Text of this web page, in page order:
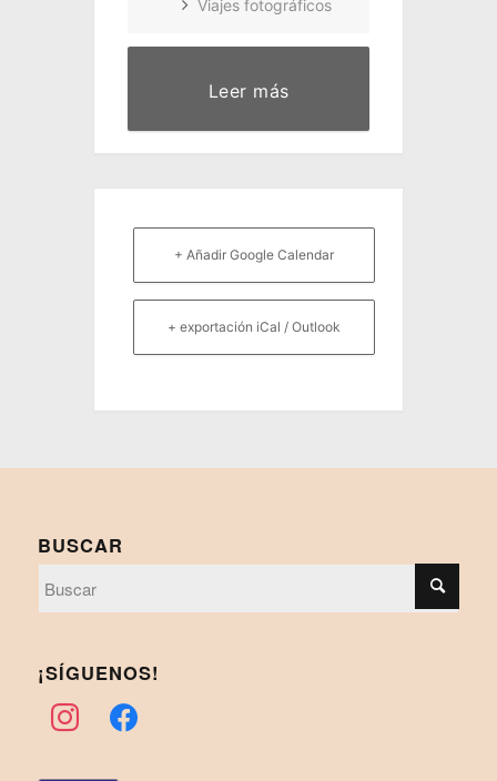
Viajes fotográficos
Leer más
+ Añadir Google Calendar
+ exportación iCal / Outlook
BUSCAR
¡SÍGUENOS!
instagramfacebook